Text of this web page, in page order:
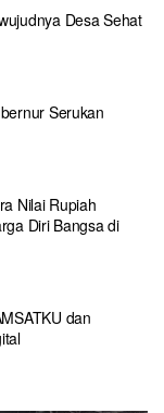
Desa Sehat
Serukan
Nilai Rupiah
Diri Bangsa di
dan